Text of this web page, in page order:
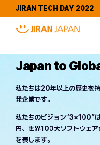
JIRAN TECH DAY 2022
Japan to
私たちは20年以上の歴史を
発企業です。
私たちのビジョン“3×100”
円、世界100大ソフトウェ
を表します。